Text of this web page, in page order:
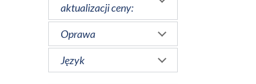
aktualizacji ceny:
Oprawa
Język